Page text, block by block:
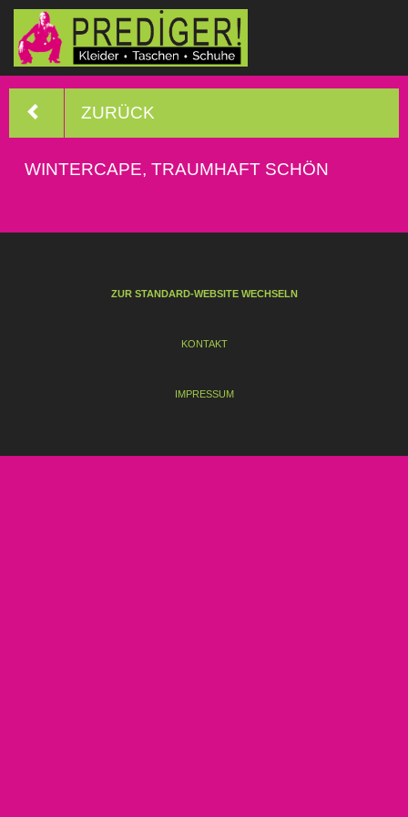
ZURÜCK
WINTERCAPE, TRAUMHAFT SCHÖN
ZUR STANDARD-WEBSITE WECHSELN
KONTAKT
IMPRESSUM